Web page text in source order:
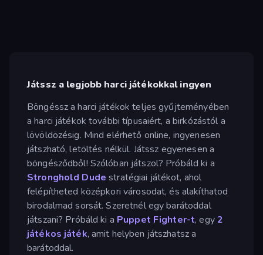
Játssz a legjobb harci játékokkal ingyen
Böngéssz a harci játékok teljes gyűjteményében
a harci játékok további típusaiért, a birkózástól a
lövöldözésig. Mind elérhető online, ingyenesen
játszható, letöltés nélkül. Játssz egyenesen a
böngésződből! Szólóban játszol? Próbáld ki a
Stronghold Dude stratégiai játékot, ahol
felépítheted középkori városodat, és alakíthatod
birodalmad sorsát. Szeretnél egy barátoddal
játszani? Próbáld ki a Puppet Fighter-t, egy2
játékos játék, amit helyben játszhatsz a
barátoddal.